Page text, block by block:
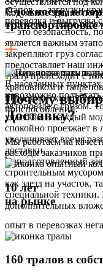
модульное здание
перекосов. Далее
этапов — загрузки
перевозка и выгрузка
— это безопасность,
является важным
закрепляют груз
предоставляет наш
тралу происходит с
храповиком и
периодически
приспособлений.
Сложности,
транспортировке
Важно проверить
В населенных
невозможно
автопоезда с грузом.
участком и каждый
спокойно проезжает в
увеличивает время
доставки.
Неподготовленный
строительным
как заезд на участок,
специальной техники.
дополнительных
Почему
Доставку?
Мы работаем на
расходы заказчиков
10 лет
на рынке
опыт в перевозках
160 тралов в